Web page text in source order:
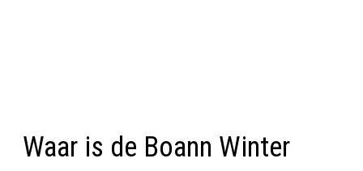
Waar is de Boann Winter